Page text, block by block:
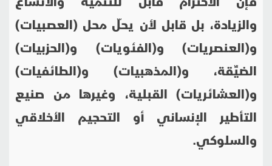
والزيادة، بل قابل لأن يحلّ محل (العصبيات)
و(العنصريات) و(الفئويات) و(الحزبيات)
الضيِّقة، و(المذهبيات) و(الطائفيات)
و(العشائريات) القبلية، وغيرها من صنيع
التأطير الإنساني أو التحجيم الأخلاقي
والسلوكي.